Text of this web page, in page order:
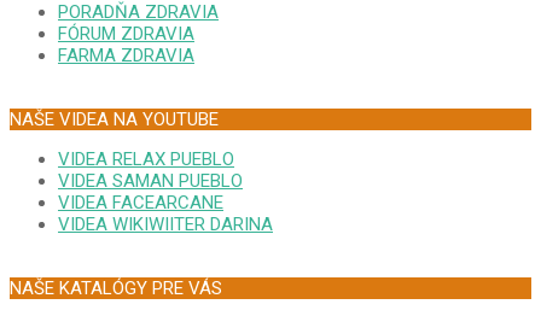
PORADŇA ZDRAVIA
FÓRUM ZDRAVIA
FARMA ZDRAVIA
NAŠE VIDEA NA YOUTUBE
VIDEA RELAX PUEBLO
VIDEA SAMAN PUEBLO
VIDEA FACEARCANE
VIDEA WIKIWIITER DARINA
NAŠE KATALÓGY PRE VÁS